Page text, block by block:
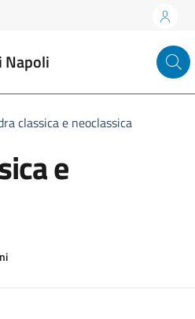
Napoli
classica e neoclassica
e